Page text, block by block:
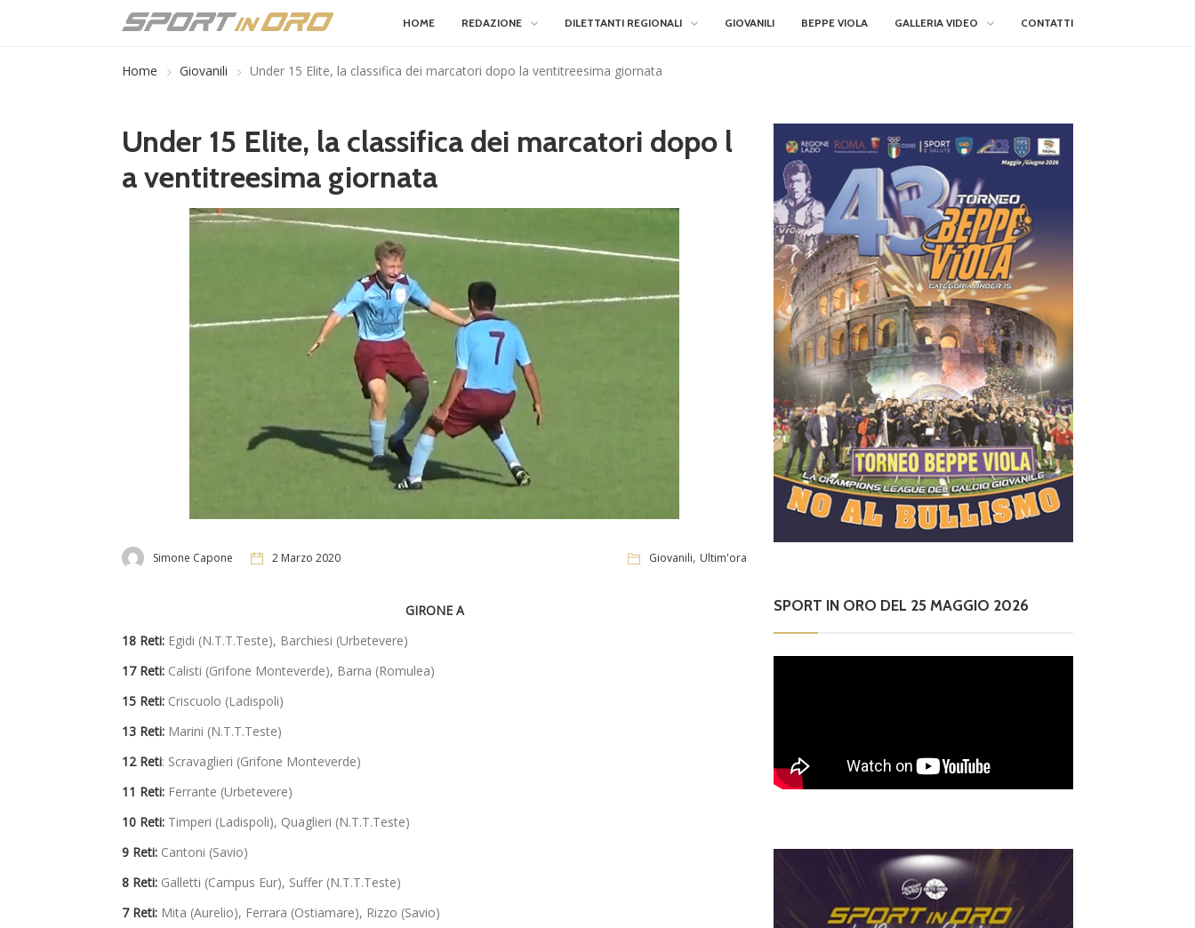
HOME REDAZIONE DILETTANTI REGIONALI GIOVANILI BEPPE VIOLA GALLERIA VIDEO CONTATTI
Home Giovanili Under 15 Elite, la classifica dei marcatori dopo la ventitreesima giornata
Under 15 Elite, la classifica dei marcatori dopo l
a ventitreesima giornata
Simone Capone 2 Marzo 2020 Giovanili, Ultim'ora
GIRONE A
18 Reti: Egidi (N.T.T.Teste), Barchiesi (Urbetevere)
17 Reti: Calisti (Grifone Monteverde), Barna (Romulea)
15 Reti: Criscuolo (Ladispoli)
13 Reti: Marini (N.T.T.Teste)
12 Reti: Scravaglieri (Grifone Monteverde)
11 Reti: Ferrante (Urbetevere)
10 Reti: Timperi (Ladispoli), Quaglieri (N.T.T.Teste)
9 Reti: Cantoni (Savio)
8 Reti: Galletti (Campus Eur), Suffer (N.T.T.Teste)
7 Reti: Mita (Aurelio), Ferrara (Ostiamare), Rizzo (Savio)
SPORT IN ORO DEL 25 MAGGIO 2026